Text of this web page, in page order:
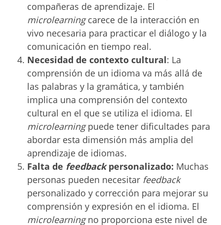
compañeras de aprendizaje. El
microlearningcarece de la interacción en
vivo necesaria para practicar el diálogo y la
comunicación en tiempo real.
Necesidad de contexto cultural: La
comprensión de un idioma va más allá de
las palabras y la gramática, y también
implica una comprensión del contexto
cultural en el que se utiliza el idioma. El
microlearningpuede tener dificultades para
abordar esta dimensión más amplia del
aprendizaje de idiomas.
Falta de feedbackpersonalizado: Muchas
personas pueden necesitar feedback
personalizado y corrección para mejorar su
comprensión y expresión en el idioma. El
microlearningno proporciona este nivel de